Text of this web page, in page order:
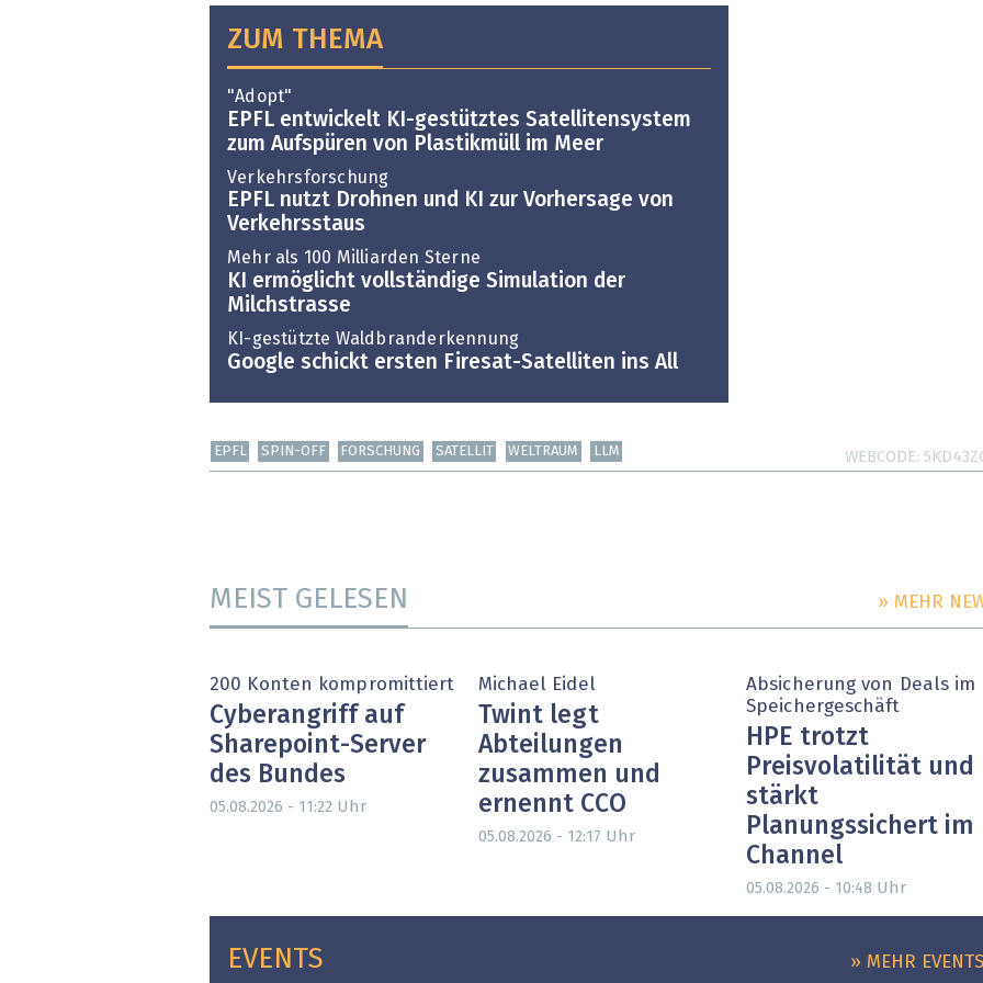
ZUM THEMA
"Adopt"
EPFL entwickelt KI-gestütztes Satellitensystem
zum Aufspüren von Plastikmüll im Meer
Verkehrsforschung
EPFL nutzt Drohnen und KI zur Vorhersage von
Verkehrsstaus
Mehr als 100 Milliarden Sterne
KI ermöglicht vollständige Simulation der
Milchstrasse
KI-gestützte Waldbranderkennung
Google schickt ersten Firesat-Satelliten ins All
EPFL SPIN-OFF FORSCHUNG SATELLIT WELTRAUM LLM WEBCODE
MEIST GELESEN » MEHR
200 Konten kompromittiert
Cyberangriff auf
Sharepoint-Server
des Bundes
05.08.2026 - 11:22 Uhr
Michael Eidel
Twint legt
Abteilungen
zusammen und
ernennt CCO
05.08.2026 - 12:17 Uhr
Absicherung von Deals im
Speichergeschäft
HPE trotzt
Preisvolatilität und
stärkt
Planungssichert im
Channel
05.08.2026 - 10:48 Uhr
EVENTS » MEHR